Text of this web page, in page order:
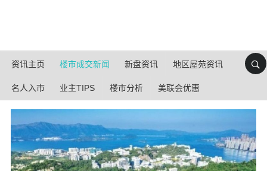
资讯主页 楼市成交新闻 新盘资讯 地区屋苑资讯
名人入市 业主TIPS 楼市分析 美联会优惠